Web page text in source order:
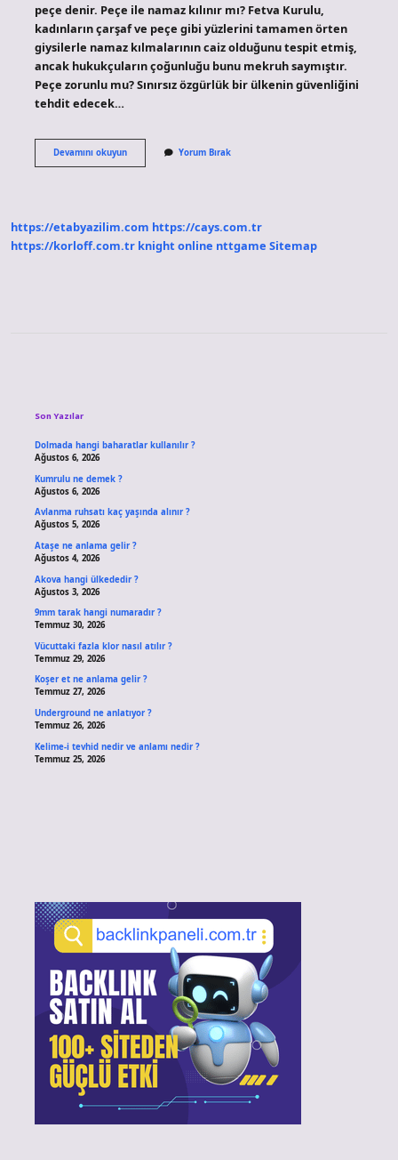
peçe denir. Peçe ile namaz kılınır mı? Fetva Kurulu,
kadınların çarşaf ve peçe gibi yüzlerini tamamen örten
giysilerle namaz kılmalarının caiz olduğunu tespit etmiş,
ancak hukukçuların çoğunluğu bunu mekruh saymıştır.
Peçe zorunlu mu? Sınırsız özgürlük bir ülkenin güvenliğini
tehdit edecek…
Devamını okuyunİSlamiyette
Peçe
Yorum Bırak
https://etabyazilim.com https://cays.com.tr
https://korloff.com.tr knight online nttgame Sitemap
Son Yazılar
Dolmada hangi baharatlar kullanılır ?
Ağustos 6, 2026
Kumrulu ne demek ?
Ağustos 6, 2026
Avlanma ruhsatı kaç yaşında alınır ?
Ağustos 5, 2026
Ataşe ne anlama gelir ?
Ağustos 4, 2026
Akova hangi ülkededir ?
Ağustos 3, 2026
9mm tarak hangi numaradır ?
Temmuz 30, 2026
Vücuttaki fazla klor nasıl atılır ?
Temmuz 29, 2026
Koşer et ne anlama gelir ?
Temmuz 27, 2026
Underground ne anlatıyor ?
Temmuz 26, 2026
Kelime-i tevhid nedir ve anlamı nedir ?
Temmuz 25, 2026